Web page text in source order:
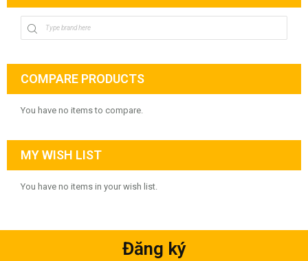
COMPARE PRODUCTS
You have no items to compare.
MY WISH LIST
You have no items in your wish list.
Đăng ký